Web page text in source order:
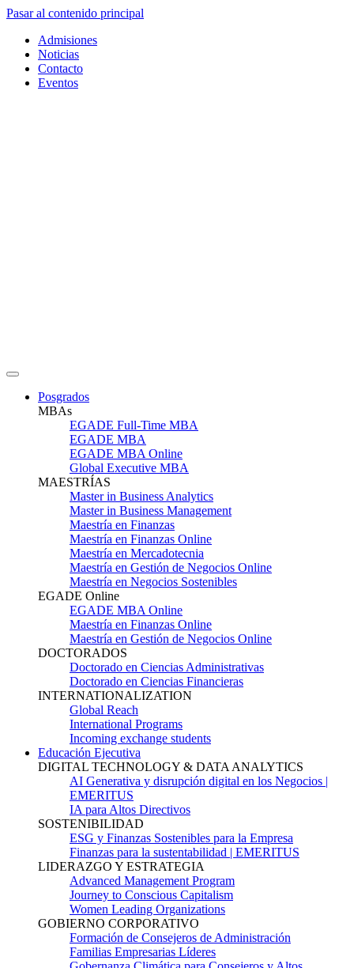
Pasar al contenido principal
Admisiones
Noticias
Contacto
Eventos
Posgrados
MBAs
EGADE Full-Time MBA
EGADE MBA
EGADE MBA Online
Global Executive MBA
MAESTRÍAS
Master in Business Analytics
Master in Business Management
Maestría en Finanzas
Maestría en Finanzas Online
Maestría en Mercadotecnia
Maestría en Gestión de Negocios Online
Maestría en Negocios Sostenibles
EGADE Online
EGADE MBA Online
Maestría en Finanzas Online
Maestría en Gestión de Negocios Online
DOCTORADOS
Doctorado en Ciencias Administrativas
Doctorado en Ciencias Financieras
INTERNATIONALIZATION
Global Reach
International Programs
Incoming exchange students
Educación Ejecutiva
DIGITAL TECHNOLOGY & DATA ANALYTICS
AI Generativa y disrupción digital en los Negocios |
EMERITUS
IA para Altos Directivos
SOSTENIBILIDAD
ESG y Finanzas Sostenibles para la Empresa
Finanzas para la sustentabilidad | EMERITUS
LIDERAZGO Y ESTRATEGIA
Advanced Management Program
Journey to Conscious Capitalism
Women Leading Organizations
GOBIERNO CORPORATIVO
Formación de Consejeros de Administración
Familias Empresarias Líderes